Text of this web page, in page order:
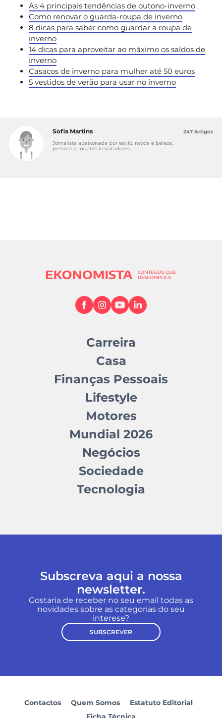
As 4 principais tendências de outono-inverno
Como renovar o guarda-roupa de inverno
8 dicas para saber como guardar a roupa de
inverno
14 dicas para aproveitar ao máximo os saldos de
inverno
Casacos de inverno para mulher até 50 euros
5 vestidos de verão para usar no inverno
Sofia Martins
Jornalista apaixonada por estilo, moda e beleza,
pessoas e lugares inspiradores.
247 Artigos
Carreira
Casa
Finanças Pessoais
Lifestyle
Motores
Mundial 2026
Negócios
Sociedade
Tecnologia
Subscreva aqui a nossa
newsletter.
Gostaria de receber no seu email todas as
novidades sobre as categorias do seu
interese?
SUBSCREVER
Contactos Quem Somos
Estatuto Editorial